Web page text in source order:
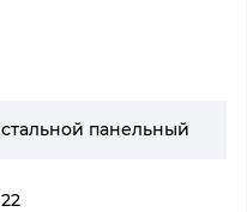
стальной панельный
22